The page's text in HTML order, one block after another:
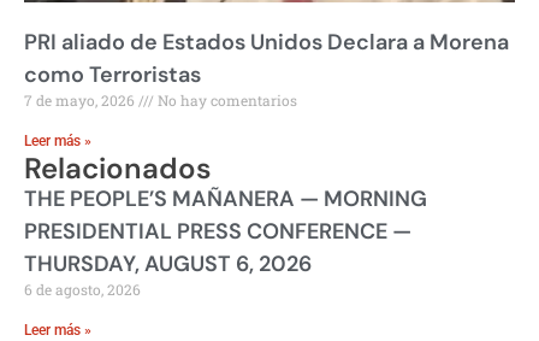
PRI aliado de Estados Unidos Declara a Morena
como Terroristas
7 de mayo, 2026 No hay comentarios
Leer más »
Relacionados
THE PEOPLE’S MAÑANERA — MORNING
PRESIDENTIAL PRESS CONFERENCE —
THURSDAY, AUGUST 6, 2026
6 de agosto, 2026
Leer más »